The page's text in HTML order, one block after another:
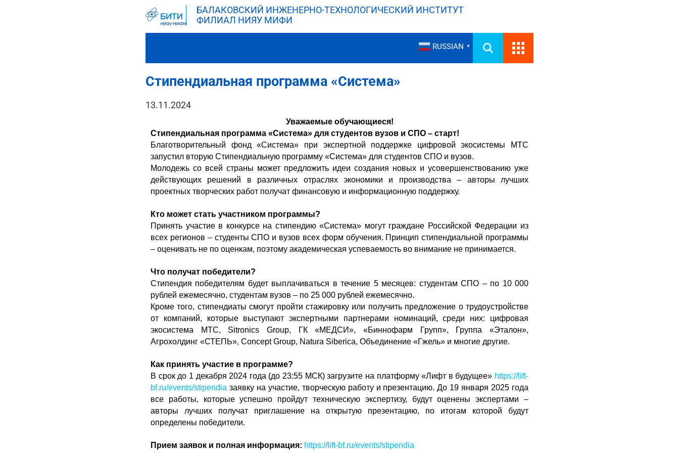
БАЛАКОВСКИЙ ИНЖЕНЕРНО-ТЕХНОЛОГИЧЕСКИЙ ИНСТИТУТ
ФИЛИАЛ НИЯУ МИФИ
RUSSIAN ▼
Стипендиальная программа «Система»
13.11.2024
Уважаемые обучающиеся!
Стипендиальная программа «Система» для студентов вузов и СПО – старт!
Благотворительный фонд «Система» при экспертной поддержке цифровой экосистемы МТС
запустил вторую Стипендиальную программу «Система» для студентов СПО и вузов.
Молодежь со всей страны может предложить идеи создания новых и усовершенствованию уже
действующих решений в различных отраслях экономики и производства – авторы лучших
проектных творческих работ получат финансовую и информационную поддержку.
Кто может стать участником программы?
Принять участие в конкурсе на стипендию «Система» могут граждане Российской Федерации из
всех регионов – студенты СПО и вузов всех форм обучения. Принцип стипендиальной программы
– оценивать не по оценкам, поэтому академическая успеваемость во внимание не принимается.
Что получат победители?
Стипендия победителям будет выплачиваться в течение 5 месяцев: студентам СПО – по 10 000
рублей ежемесячно, студентам вузов – по 25 000 рублей ежемесячно.
Кроме того, стипендиаты смогут пройти стажировку или получить предложение о трудоустройстве
от компаний, которые выступают экспертными партнерами номинаций, среди них: цифровая
экосистема МТС, Sitronics Group, ГК «МЕДСИ», «Биннофарм Групп», Группа «Эталон»,
Агрохолдинг «СТЕПЬ», Concept Group, Natura Siberica, Объединение «Гжель» и многие другие.
Как принять участие в программе?
В срок до 1 декабря 2024 года (до 23:55 МСК) загрузите на платформу «Лифт в будущее» https://lift-
bf.ru/events/stipendia заявку на участие, творческую работу и презентацию. До 19 января 2025 года
все работы, которые успешно пройдут техническую экспертизу, будут оценены экспертами –
авторы лучших получат приглашение на открытую презентацию, по итогам которой будут
определены победители.
Прием заявок и полная информация: https://lift-bf.ru/events/stipendia